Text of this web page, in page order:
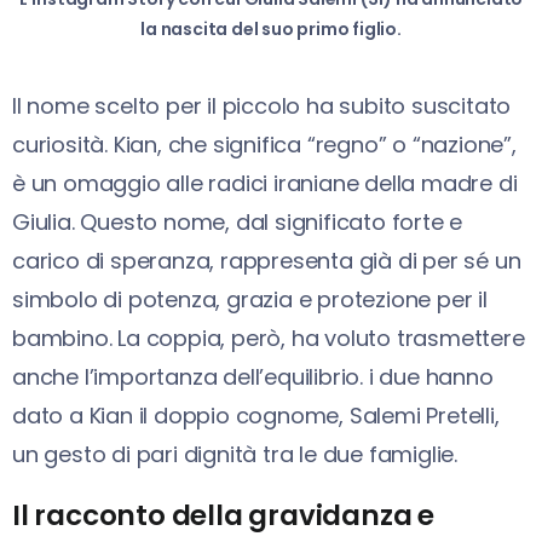
la nascita del suo primo figlio.
Il nome scelto per il piccolo ha subito suscitato
curiosità. Kian, che significa “regno” o “nazione”,
è un omaggio alle radici iraniane della madre di
Giulia. Questo nome, dal significato forte e
carico di speranza, rappresenta già di per sé un
simbolo di potenza, grazia e protezione per il
bambino. La coppia, però, ha voluto trasmettere
anche l’importanza dell’equilibrio. i due hanno
dato a Kian il doppio cognome, Salemi Pretelli,
un gesto di pari dignità tra le due famiglie.
Il racconto della gravidanza e